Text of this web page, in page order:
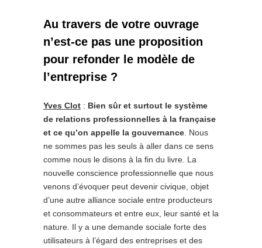
Au travers de votre ouvrage
n’est-ce pas une proposition
pour refonder le modèle de
l’entreprise ?
Yves Clot : Bien sûr et surtout le système
de relations professionnelles à la française
et ce qu’on appelle la gouvernance . Nous
ne sommes pas les seuls à aller dans ce sens
comme nous le disons à la fin du livre. La
nouvelle conscience professionnelle que nous
venons d’évoquer peut devenir civique, objet
d’une autre alliance sociale entre producteurs
et consommateurs et entre eux, leur santé et la
nature. Il y a une demande sociale forte des
utilisateurs à l’égard des entreprises et des